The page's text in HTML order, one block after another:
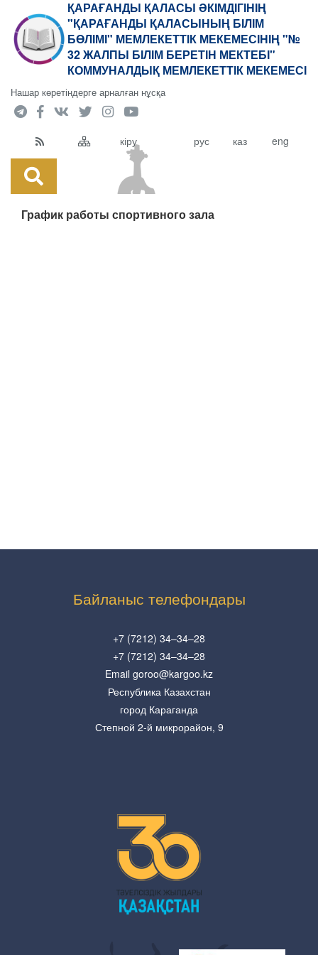
ҚАРАҒАНДЫ ҚАЛАСЫ ӘКІМДІГІНІҢ
"ҚАРАҒАНДЫ ҚАЛАСЫНЫҢ БІЛІМ
БӨЛІМІ" МЕМЛЕКЕТТІК МЕКЕМЕСІНІҢ "№
32 ЖАЛПЫ БІЛІМ БЕРЕТІН МЕКТЕБІ"
КОММУНАЛДЫҚ МЕМЛЕКЕТТІК МЕКЕМЕСІ
Нашар көретіндерге арналған нұсқа
кіру рус каз eng
График работы спортивного зала
Байланыс телефондары
+7 (7212) 34–34–28
+7 (7212) 34–34–28
Email goroo@kargoo.kz
Республика Казахстан
город Караганда
Степной 2-й микрорайон, 9